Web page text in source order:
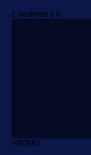
2 sedmica 2 h
PROMO